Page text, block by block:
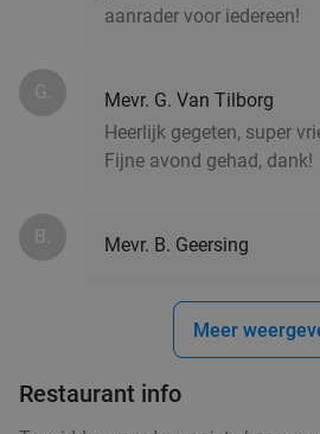
aanrader voor iedereen!
G.
Mevr. G. Van Tilborg
Heerlijk gegeten, super
Fijne avond gehad, dank!
B. Mevr. B. Geersing
Meer
Restaurant info